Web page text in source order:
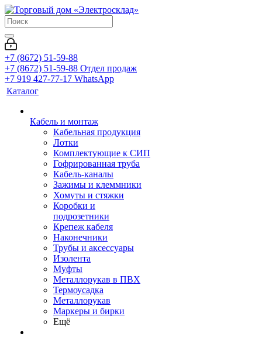
+7 (8672) 51-59-88
+7 (8672) 51-59-88 Отдел продаж
+7 919 427-77-17 WhatsApp
Каталог
Кабель и монтаж
Кабельная продукция
Лотки
Комплектующие к СИП
Гофрированная труба
Кабель-каналы
Зажимы и клеммники
Хомуты и стяжки
Коробки и
подрозетники
Крепеж кабеля
Наконечники
Трубы и аксессуары
Изолента
Муфты
Металлорукав в ПВХ
Термоусадка
Металлорукав
Маркеры и бирки
Ещё